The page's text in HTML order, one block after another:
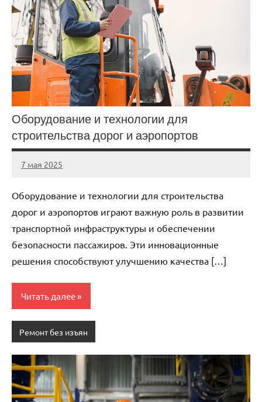
Оборудование и технологии для
строительства дорог и аэропортов
7 мая 2025
gorod_stroi_
Нет
Оборудование и технологии для строительства
дорог и аэропортов играют важную роль в развитии
транспортной инфраструктуры и обеспечении
безопасности пассажиров. Эти инновационные
решения способствуют улучшению качества […]
Читать далее
Ремонт без изъян